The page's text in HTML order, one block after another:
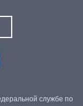
службе по